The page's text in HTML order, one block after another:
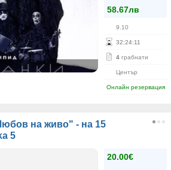
58.67лв
9.10
32:24:11
4 грабнати
Център
Онлайн резервация
на живо" - на 15
5
20.00€